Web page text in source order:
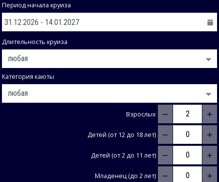
Период начала круиза
Длительность круиза
Категория каюты
Взрослых − +
Детей (от 12 до 18 лет) − +
Детей (от 2 до 11 лет) − +
Младенец (до 2 лет) − +